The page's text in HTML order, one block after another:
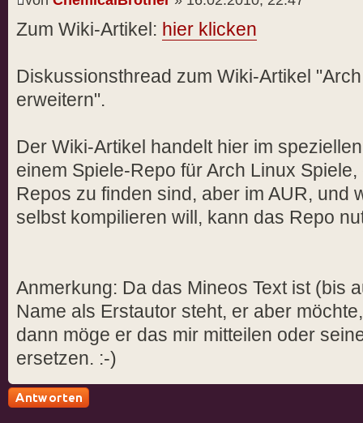
Zum Wiki-Artikel: hier klicken
Diskussionsthread zum Wiki-Artikel
erweitern".
Der Wiki-Artikel handelt hier im
einem Spiele-Repo für Arch Linux
Repos zu finden sind, aber im AUR, und
selbst kompilieren will, kann das Repo
Anmerkung: Da das Mineos Text ist (bis
Name als Erstautor steht, er aber
dann möge er das mir mitteilen oder
ersetzen. :-)